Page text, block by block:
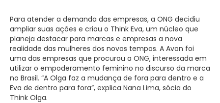
Para atender a demanda das empresas, a ONG decidiu
ampliar suas ações e criou o Think Eva, um núcleo que
planeja destacar para marcas e empresas a nova
realidade das mulheres dos novos tempos. A Avon foi
uma das empresas que procurou a ONG, interessada em
utilizar o empoderamento feminino no discurso da marca
no Brasil. “A Olga faz a mudança de fora para dentro e a
Eva de dentro para fora”, explica Nana Lima, sócia do
Think Olga.